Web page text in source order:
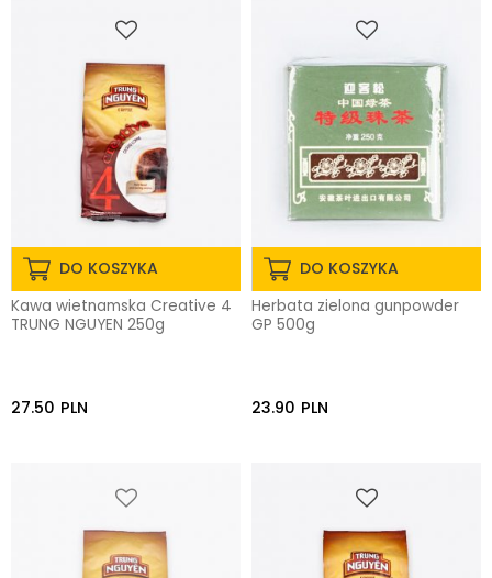
DO KOSZYKA
Kawa wietnamska Creative 4
TRUNG NGUYEN 250g
27.50 PLN
DO KOSZYKA
Herbata zielona gunpowder
GP 500g
23.90 PLN